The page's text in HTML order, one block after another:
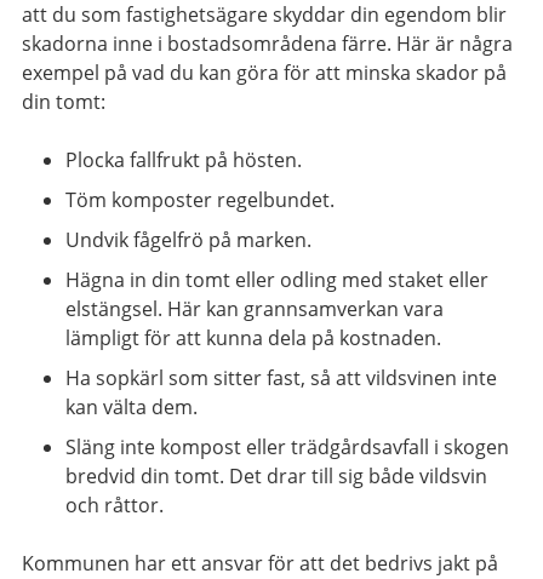
att du som fastighetsägare skyddar din egendom blir
skadorna inne i bostadsområdena färre. Här är några
exempel på vad du kan göra för att minska skador på
din tomt:
Plocka fallfrukt på hösten.
Töm komposter regelbundet.
Undvik fågelfrö på marken.
Hägna in din tomt eller odling med staket eller
elstängsel. Här kan grannsamverkan vara
lämpligt för att kunna dela på kostnaden.
Ha sopkärl som sitter fast, så att vildsvinen inte
kan välta dem.
Släng inte kompost eller trädgårdsavfall i skogen
bredvid din tomt. Det drar till sig både vildsvin
och råttor.
Kommunen har ett ansvar för att det bedrivs jakt på